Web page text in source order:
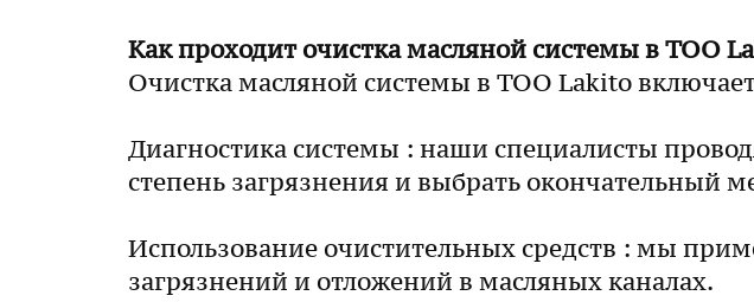
Как проходит очистка масляной системы в ТОО
Очистка масляной системы в ТОО Lakito включает
Диагностика системы : наши специалисты
степень загрязнения и выбрать окончательный
Использование очистительных средств : мы
загрязнений и отложений в масляных каналах.